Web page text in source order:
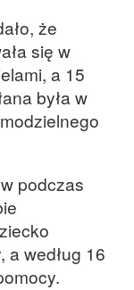
że
się w
a 15
była w
podczas
a według 16